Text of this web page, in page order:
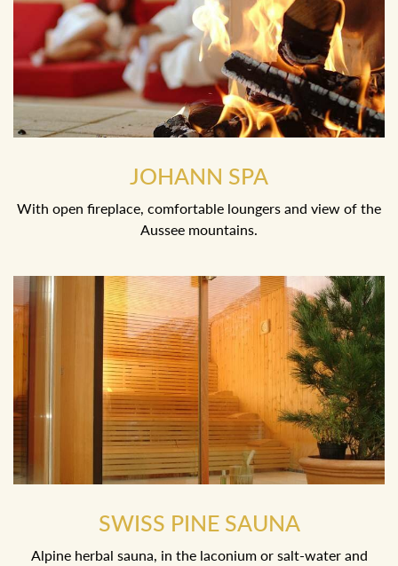
JOHANN SPA
With open fireplace, comfortable loungers and view of the
Aussee mountains.
SWISS PINE SAUNA
Alpine herbal sauna, in the laconium or salt-water and